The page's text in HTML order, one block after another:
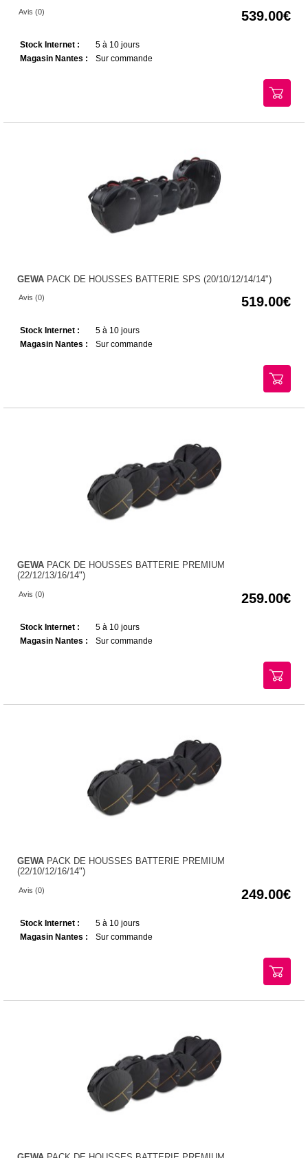
Avis (0) 539.00
Stock Internet :
5 à 10 jours
Magasin Nantes :
Sur commande
GEWA PACK DE HOUSSES BATTERIE SPS (20/10/12/14/14")
Avis (0) 519.00
Stock Internet :
5 à 10 jours
Magasin Nantes :
Sur commande
GEWA PACK DE HOUSSES BATTERIE PREMIUM
(22/12/13/16/14")
Avis (0) 259.00
Stock Internet :
5 à 10 jours
Magasin Nantes :
Sur commande
GEWA PACK DE HOUSSES BATTERIE PREMIUM
(22/10/12/16/14")
Avis (0) 249.00
Stock Internet :
5 à 10 jours
Magasin Nantes :
Sur commande